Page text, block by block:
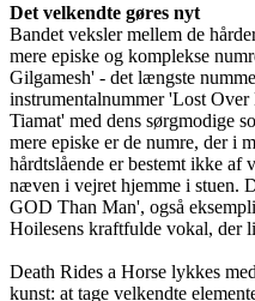
Det velkendte gøres nyt
Bandet veksler mellem de
mere episke og komplekse
Gilgamesh' - det længste
instrumentalnummer 'Lost
Tiamat' med dens sørgmodige
mere episke er de numre, der i
hårdtslående er bestemt ikke af
næven i vejret hjemme i stuen.
GOD Than Man', også
Hoilesens kraftfulde vokal, der
Death Rides a Horse lykkes
kunst: at tage velkendte